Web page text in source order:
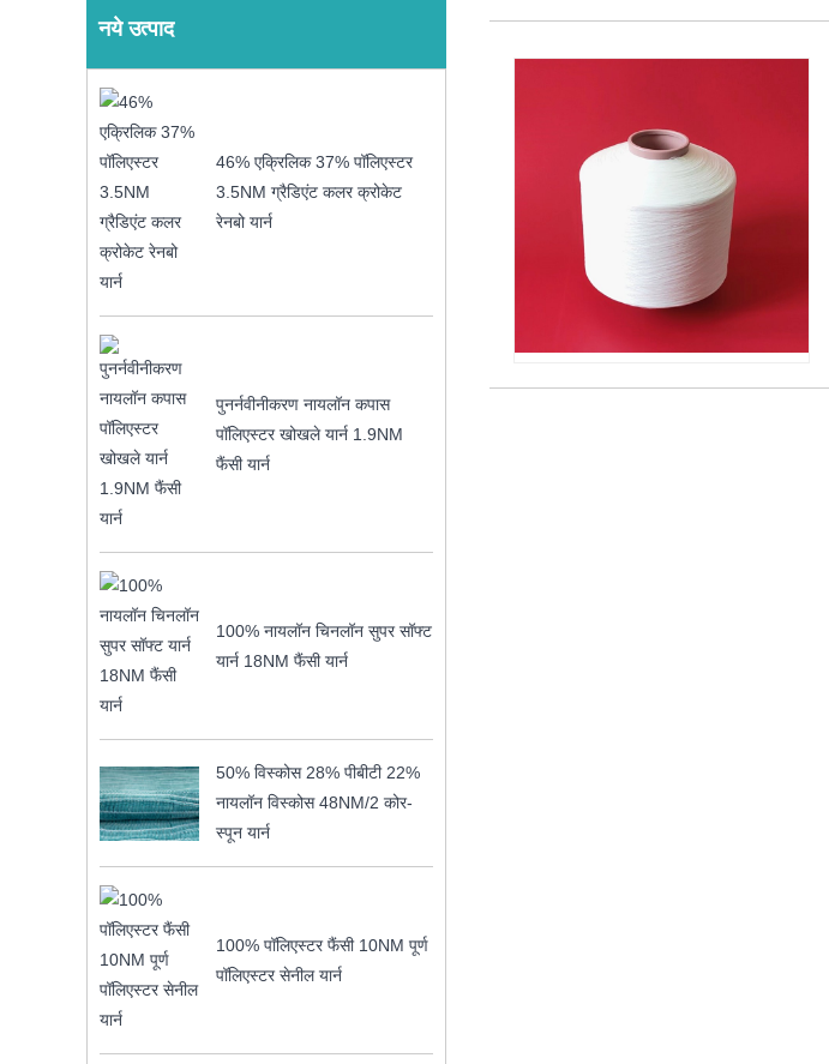
नये उत्पाद
46% एक्रिलिक 37% पॉलिएस्टर
3.5NM ग्रैडिएंट कलर क्रोकेट
रेनबो यार्न
पुनर्नवीनीकरण नायलॉन कपास
पॉलिएस्टर खोखले यार्न 1.9NM
फैंसी यार्न
100% नायलॉन चिनलॉन सुपर सॉफ्ट
यार्न 18NM फैंसी यार्न
50% विस्कोस 28% पीबीटी 22%
नायलॉन विस्कोस 48NM/2 कोर-
स्पून यार्न
100% पॉलिएस्टर फैंसी 10NM पूर्ण
पॉलिएस्टर सेनील यार्न